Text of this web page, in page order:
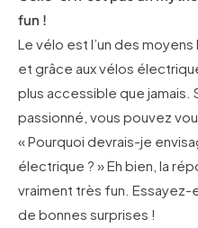
fun !
Le vélo est l’un des
et grâce aux vélos
plus accessible que jamais.
passionné, vous pouvez
« Pourquoi devrais-je
électrique ? » Eh bien, la
vraiment très fun.
de bonnes surprises !